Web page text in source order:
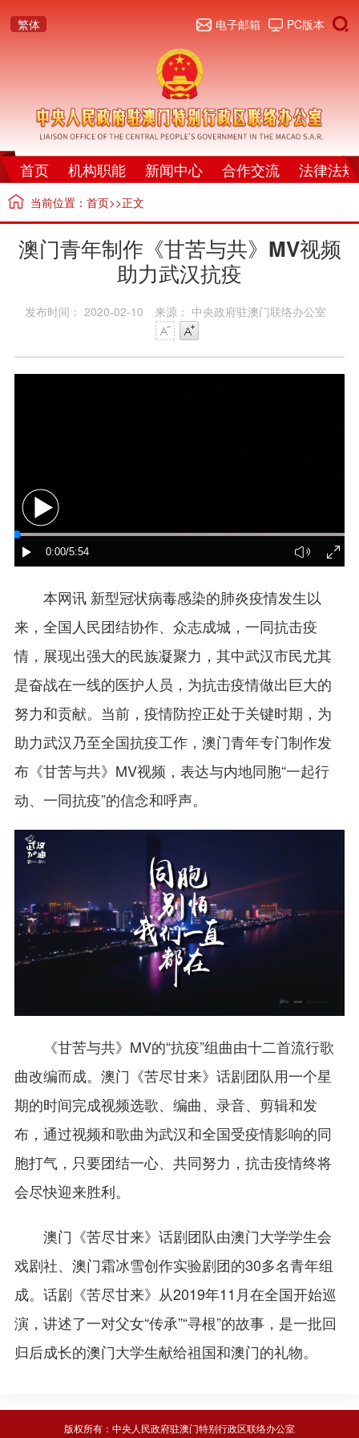
繁体 PC版本
电子邮箱
首页 机构职能 新闻中心 合作交流 法律法规
当前位置： 首页>>正文
澳门青年制作《甘苦与共》MV视频
助力武汉抗疫
发布时间： 2020-02-10 来源： 中央政府驻澳门联络办公室
本网讯 新型冠状病毒感染的肺炎疫情发生以
来，全国人民团结协作、众志成城，一同抗击疫
情，展现出强大的民族凝聚力，其中武汉市民尤其
是奋战在一线的医护人员，为抗击疫情做出巨大的
努力和贡献。当前，疫情防控正处于关键时期，为
助力武汉乃至全国抗疫工作，澳门青年专门制作发
布《甘苦与共》MV视频，表达与内地同胞“一起行
动、一同抗疫”的信念和呼声。
《甘苦与共》MV的“抗疫”组曲由十二首流行歌
曲改编而成。澳门《苦尽甘来》话剧团队用一个星
期的时间完成视频选歌、编曲、录音、剪辑和发
布，通过视频和歌曲为武汉和全国受疫情影响的同
胞打气，只要团结一心、共同努力，抗击疫情终将
会尽快迎来胜利。
澳门《苦尽甘来》话剧团队由澳门大学学生会
戏剧社、澳门霜冰雪创作实验剧团的30多名青年组
成。话剧《苦尽甘来》从2019年11月在全国开始巡
演，讲述了一对父女“传承”“寻根”的故事，是一批回
归后成长的澳门大学生献给祖国和澳门的礼物。
版权所有：中央人民政府驻澳门特别行政区联络办公室